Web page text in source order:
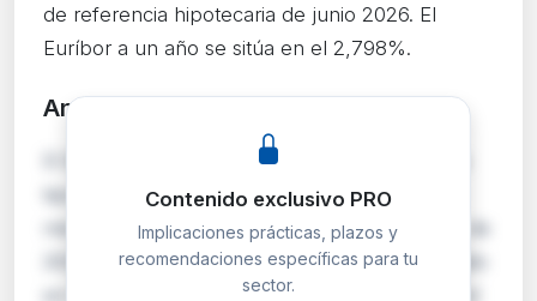
de referencia hipotecaria de junio 2026. El
Euríbor a un año se sitúa en el 2,798%.
Análisis detallado
El Banco de España publica mensualmente los
tipos de interés oficiales de referencia para el
mercado hipotecario correspondientes a junio de
2026. El Euríbor a un año, el índice más utilizado
en hipotecas variables en España, se sitúa en el
Contenido exclusivo PRO
Implicaciones prácticas, plazos y
recomendaciones específicas para tu
sector.